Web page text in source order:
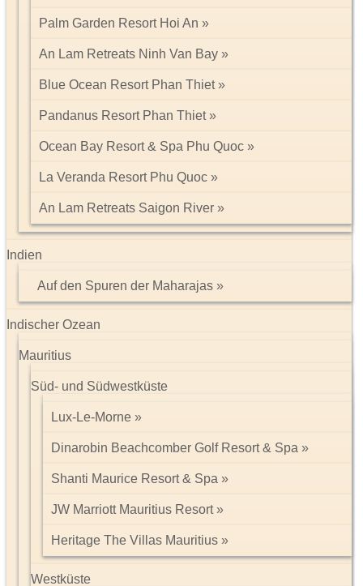
Palm Garden Resort Hoi An
An Lam Retreats Ninh Van Bay
Blue Ocean Resort Phan Thiet
Pandanus Resort Phan Thiet
Ocean Bay Resort & Spa Phu Quoc
La Veranda Resort Phu Quoc
An Lam Retreats Saigon River
Indien
Auf den Spuren der Maharajas
Indischer Ozean
Mauritius
Süd- und Südwestküste
Lux-Le-Morne
Dinarobin Beachcomber Golf Resort & Spa
Shanti Maurice Resort & Spa
JW Marriott Mauritius Resort
Heritage The Villas Mauritius
Westküste